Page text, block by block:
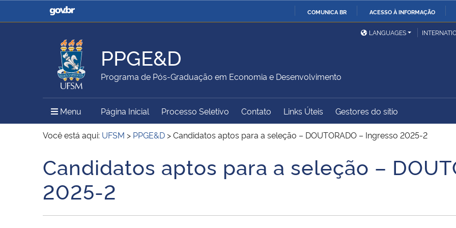
COMUNICA BR ACESSO À INFORMAÇÃO
Casa Civil
Ministério da Justiça e
Ministério da Defesa
Ministério das Relações
Exteriores
Ministério da Agricultura,
Pecuária e Abastecimento
Ministério da Educação
Ministério do Meio Ambiente Ministério do Turismo
Ministério do
Desenvolvimento Regional
Controladoria-Geral da
União
Secretaria de Governo
Gabinete de Segurança
Advocacia-Geral da União Banco Central do Brasil
LANGUAGES
PPGE&D
Programa de Pós-Graduação em Economia e Desenvolvimento
Menu Menu Principal do Sítio
Página Inicial Processo Seletivo Contato Links Úteis Gestores do sítio
Você está aqui: UFSM > PPGE&D >Candidatos aptos para a seleção – DOUTORADO – Ingresso 2025-2
Início do conteúdo
Candidatos aptos para a seleção –
2025-2